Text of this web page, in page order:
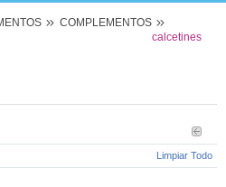
COMPLEMENTOS
calcetines
Limpiar Todo